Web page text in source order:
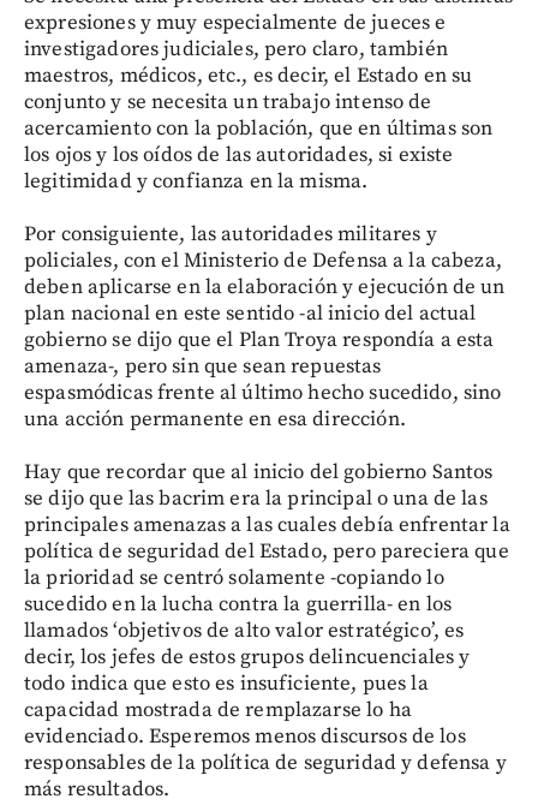
expresiones y muy especialmente de jueces e
investigadores judiciales, pero claro, también
maestros, médicos, etc., es decir, el Estado en su
conjunto y se necesita un trabajo intenso de
acercamiento con la población, que en últimas son
los ojos y los oídos de las autoridades, si existe
legitimidad y confianza en la misma.
Por consiguiente, las autoridades militares y
policiales, con el Ministerio de Defensa a la cabeza,
deben aplicarse en la elaboración y ejecución de un
plan nacional en este sentido -al inicio del actual
gobierno se dijo que el Plan Troya respondía a esta
amenaza-, pero sin que sean repuestas
espasmódicas frente al último hecho sucedido, sino
una acción permanente en esa dirección.
Hay que recordar que al inicio del gobierno Santos
se dijo que las bacrim era la principal o una de las
principales amenazas a las cuales debía enfrentar la
política de seguridad del Estado, pero pareciera que
la prioridad se centró solamente -copiando lo
sucedido en la lucha contra la guerrilla- en los
llamados ‘objetivos de alto valor estratégico’, es
decir, los jefes de estos grupos delincuenciales y
todo indica que esto es insuficiente, pues la
capacidad mostrada de remplazarse lo ha
evidenciado. Esperemos menos discursos de los
responsables de la política de seguridad y defensa y
más resultados.